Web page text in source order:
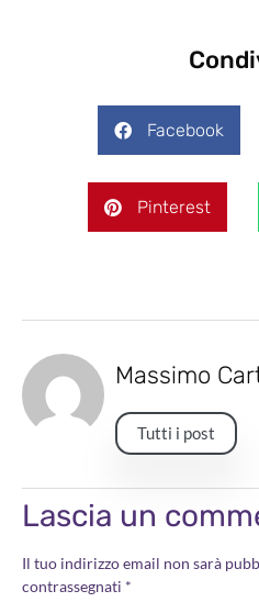
Facebook
Pinterest
Massimo
Tutti i post
Lascia un
Il tuo indirizzo email non sarà
contrassegnati *